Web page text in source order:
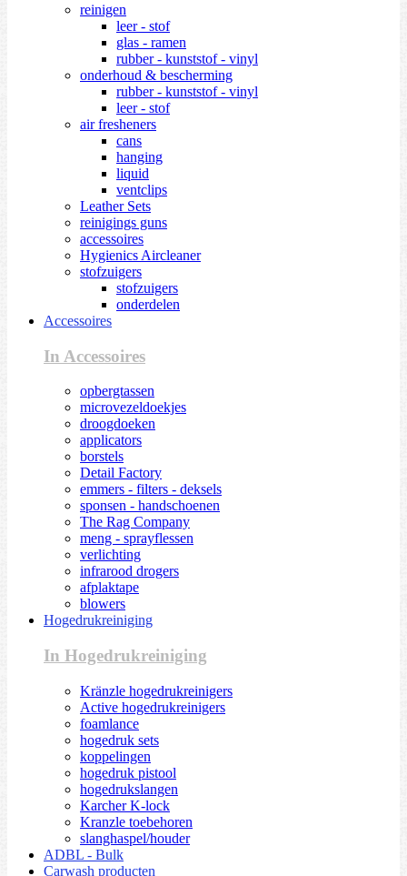
reinigen
leer - stof
glas - ramen
rubber - kunststof - vinyl
onderhoud & bescherming
rubber - kunststof - vinyl
leer - stof
air fresheners
cans
hanging
liquid
ventclips
Leather Sets
reinigings guns
accessoires
Hygienics Aircleaner
stofzuigers
stofzuigers
onderdelen
Accessoires
In Accessoires
opbergtassen
microvezeldoekjes
droogdoeken
applicators
borstels
Detail Factory
emmers - filters - deksels
sponsen - handschoenen
The Rag Company
meng - sprayflessen
verlichting
infrarood drogers
afplaktape
blowers
Hogedrukreiniging
In Hogedrukreiniging
Kränzle hogedrukreinigers
Active hogedrukreinigers
foamlance
hogedruk sets
koppelingen
hogedruk pistool
hogedrukslangen
Karcher K-lock
Kranzle toebehoren
slanghaspel/houder
ADBL - Bulk
Carwash producten